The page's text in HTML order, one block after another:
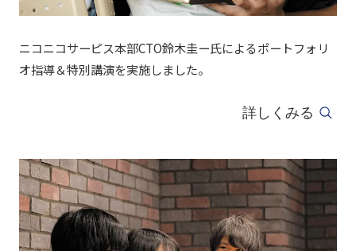
ニコニコサーピス本部CTO鈴木圭ー氏によるポートフォリ
オ指導＆特別講演を実施しました。
詳しくみる